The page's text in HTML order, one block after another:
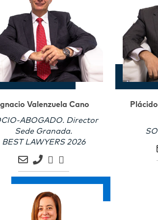
Valenzuela Cano
ABOGADO. Director
Sede Granada.
BEST LAWYERS 2026